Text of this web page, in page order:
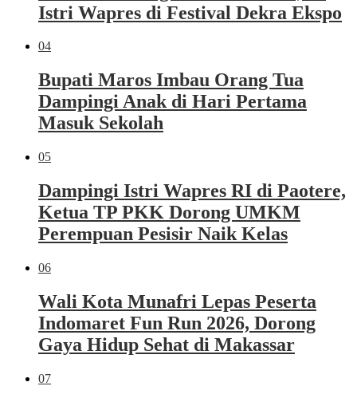
Istri Wapres di Festival Dekra Ekspo
04
Bupati Maros Imbau Orang Tua
Dampingi Anak di Hari Pertama
Masuk Sekolah
05
Dampingi Istri Wapres RI di Paotere,
Ketua TP PKK Dorong UMKM
Perempuan Pesisir Naik Kelas
06
Wali Kota Munafri Lepas Peserta
Indomaret Fun Run 2026, Dorong
Gaya Hidup Sehat di Makassar
07